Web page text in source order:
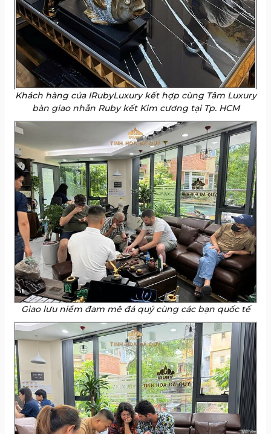
Khách hàng của IRubyLuxury kết hợp cùng Tâm Luxury
bàn giao nhẫn Ruby kết Kim cương tại Tp. HCM
Giao lưu niềm đam mê đá quý cùng các bạn quốc tế